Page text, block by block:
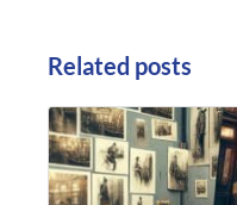
Related posts